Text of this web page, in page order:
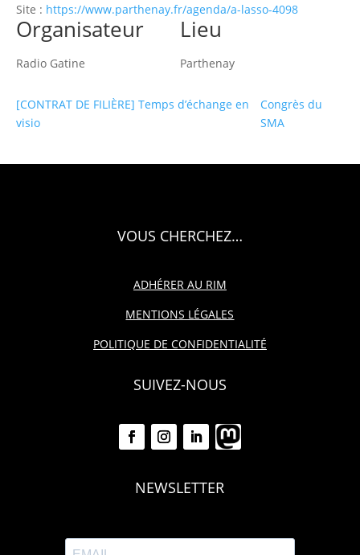
Site : https://www.parthenay.fr/agenda/a-lasso-4098
Lieu
Parthenay
Organisateur
Radio Gatine
[CONTRAT DE FILIÈRE] Temps d’échange en
visio
Congrès du
SMA
VOUS CHERCHEZ…
ADHÉRER AU RIM
MENTIONS LÉGALES
POLITIQUE DE CONFIDENTIALITÉ
SUIVEZ-NOUS
NEWSLETTER